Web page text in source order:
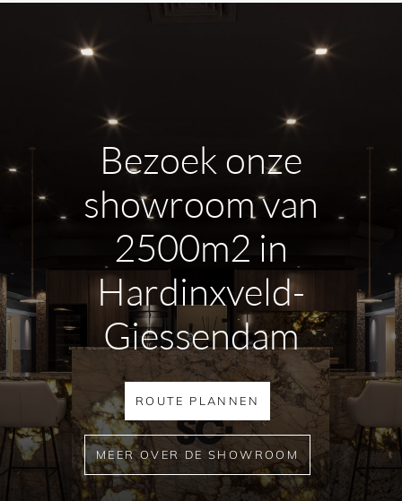
Bezoek onze
showroom van
2500m2 in
Hardinxveld-
Giessendam
ROUTE PLANNEN
MEER OVER DE SHOWROOM